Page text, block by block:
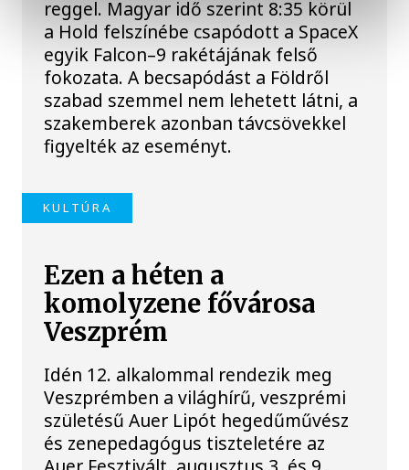
reggel. Magyar idő szerint 8:35 körül
a Hold felszínébe csapódott a SpaceX
egyik Falcon–9 rakétájának felső
fokozata. A becsapódást a Földről
szabad szemmel nem lehetett látni, a
szakemberek azonban távcsövekkel
figyelték az eseményt.
KULTÚRA
Ezen a héten a
komolyzene fővárosa
Veszprém
Idén 12. alkalommal rendezik meg
Veszprémben a világhírű, veszprémi
születésű Auer Lipót hegedűművész
és zenepedagógus tiszteletére az